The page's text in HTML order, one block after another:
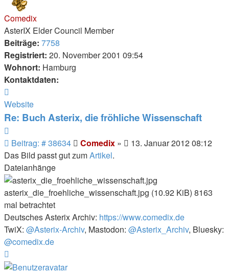
Comedix
AsterIX Elder Council Member
Beiträge: 7758
Registriert: 20. November 2001 09:54
Wohnort: Hamburg
Kontaktdaten:
von
Comedix
Website
Re: Buch Asterix, die fröhliche Wissenschaft
Beitrag: # 38634Beitrag
Comedix »
13. Januar 2012 08:12
Das Bild passt gut zumArtikel.
Dateianhänge
asterix_die_froehliche_wissenschaft.jpg (10.92 KiB) 8163
mal betrachtet
Deutsches Asterix Archiv: https://www.comedix.de
TwiX: @Asterix-Archiv, Mastodon: @Asterix_Archiv, Bluesky:
@comedix.de
oben